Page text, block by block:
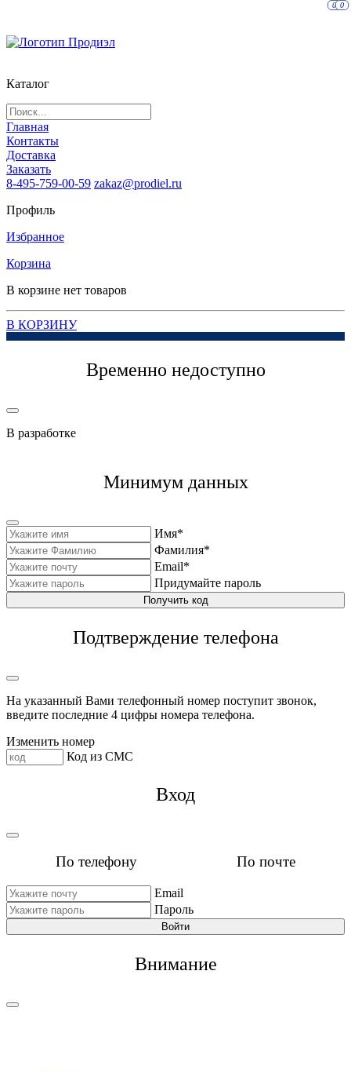
Каталог
Главная
Контакты
Доставка
Заказать
8-495-759-00-59 zakaz@prodiel.ru
Профиль
Избранное
0
Корзина
0
В корзине нет товаров
В КОРЗИНУ
Временно недоступно
В разработке
Минимум данных
Имя*
Фамилия*
Email*
Придумайте пароль
Получить код
Подтверждение телефона
На указанный Вами телефонный номер поступит звонок,
введите последние 4 цифры номера телефона.
Изменить номер
Код из СМС
Вход
По телефону По почте
Email
Пароль
Войти
Внимание